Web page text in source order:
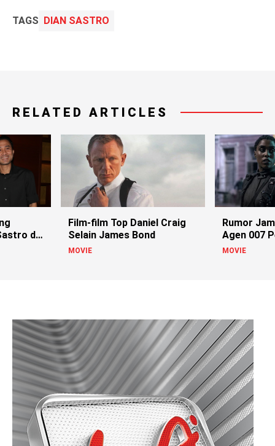
TAGS DIAN SASTRO
RELATED ARTICLES
di
Film-film Top Daniel Craig
Selain James Bond
MOVIE
Rumor
Agen 007
MOVIE